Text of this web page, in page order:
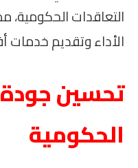
التعاقدات
الأداء وتقديم خدمات
تحسين
الحكومية